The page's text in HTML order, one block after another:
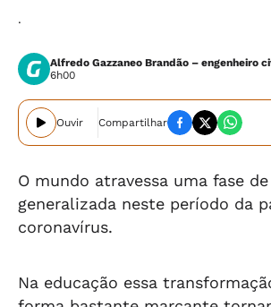
.
Alfredo Gazzaneo Brandão – engenheiro
6h00
Ouvir Compartilhar
O mundo atravessa uma fase
generalizada neste período da
coronavírus.
Na educação essa